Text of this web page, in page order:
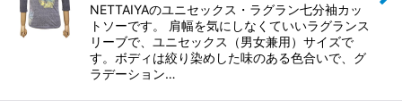
絞り込む
NETTAIYAのユニセックス・ラグラン七分袖カッ
トソーです。 肩幅を気にしなくていいラグランス
リーブで、ユニセックス（男女兼用）サイズで
す。ボディは絞り染めした味のある色合いで、グ
ラデーション…